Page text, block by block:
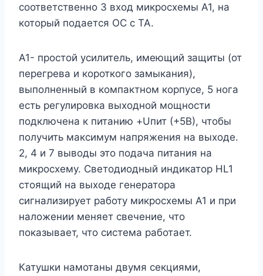
соответственно 3 вход микросхемы А1, на
который подается ОС с ТА.
А1- простой усилитель, имеющий защиты (от
перегрева и короткого замыкания),
выполненный в компактном корпусе, 5 нога
есть регулировка выходной мощности
подключена к питанию +Uпит (+5В), чтобы
получить максимум напряжения на выходе.
2, 4 и 7 выводы это подача питания на
микросхему. Светодиодный индикатор HL1
стоящий на выходе генератора
сигнализирует работу микросхемы А1 и при
наложении меняет свечение, что
показывает, что система работает.
Катушки намотаны двумя секциями,